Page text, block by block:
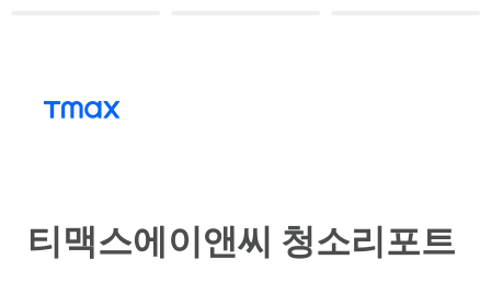
티맥스에이앤씨 청소리포트